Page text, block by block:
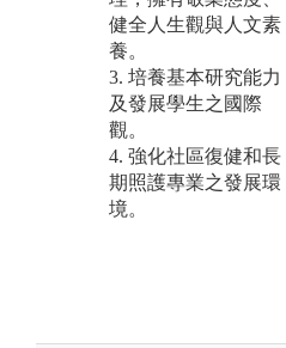
健全人生觀與人文素
養。
3. 培養基本研究能力
及發展學生之國際
觀。
4. 強化社區復健和長
期照護專業之發展環
境。